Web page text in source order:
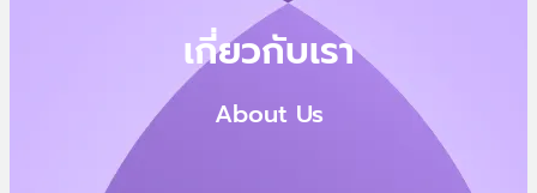
เกี่ยวกับเรา
About Us